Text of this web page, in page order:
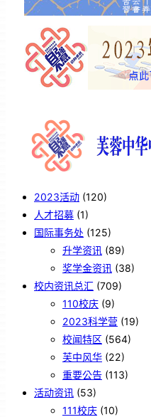
2023活动 (120)
人才招募 (1)
国际事务处 (125)
升学资讯 (89)
奖学金资讯 (38)
校内资讯总汇 (709)
110校庆 (9)
2023科学营 (19)
校闻特区 (564)
芙中风华 (22)
重要公告 (113)
活动资讯 (53)
111校庆 (10)